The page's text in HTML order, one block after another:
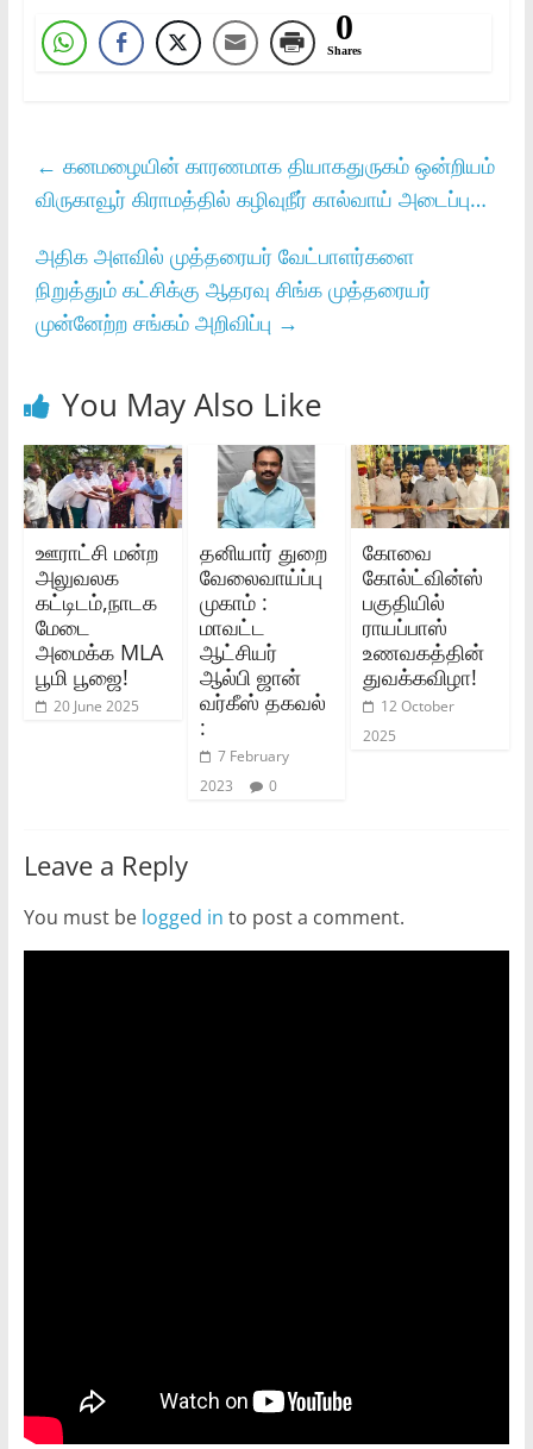
0
Shares
← கனமழையின் காரணமாக தியாகதுருகம் ஒன்றியம்
விருகாவூர் கிராமத்தில் கழிவுநீர் கால்வாய் அடைப்பு…
அதிக அளவில் முத்தரையர் வேட்பாளர்களை
நிறுத்தும் கட்சிக்கு ஆதரவு சிங்க முத்தரையர்
முன்னேற்ற சங்கம் அறிவிப்பு →
You May Also Like
ஊராட்சி மன்ற
அலுவலக
கட்டிடம்,நாடக
மேடை
அமைக்க MLA
பூமி பூஜை!
20 June 2025
தனியார் துறை
வேலைவாய்ப்பு
முகாம் :
மாவட்ட
ஆட்சியர்
ஆல்பி ஜான்
வர்கீஸ் தகவல்
:
7 February
2023
0
கோவை
கோல்ட்வின்ஸ்
பகுதியில்
ராயப்பாஸ்
உணவகத்தின்
துவக்கவிழா!
12 October
2025
Leave a Reply
You must be logged in to post a comment.